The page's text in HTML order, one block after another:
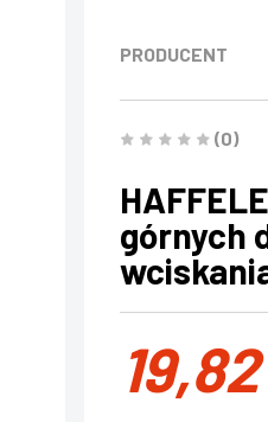
PRODUCENT
(0)
górnych